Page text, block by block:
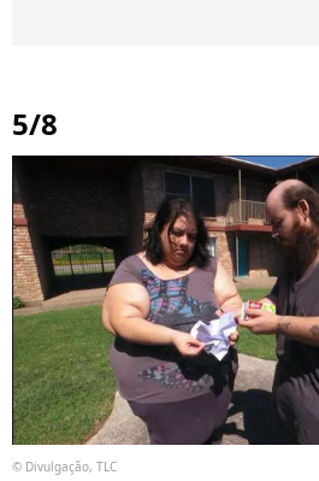
5/8
© Divulgação, TLC